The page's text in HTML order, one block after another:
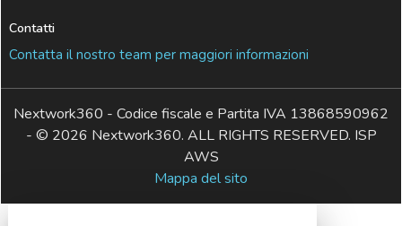
Contatti
Contatta il nostro team per maggiori informazioni
Nextwork360 - Codice fiscale e Partita IVA 13868590962
- © 2026 Nextwork360. ALL RIGHTS RESERVED. ISP
AWS
Mappa del sito